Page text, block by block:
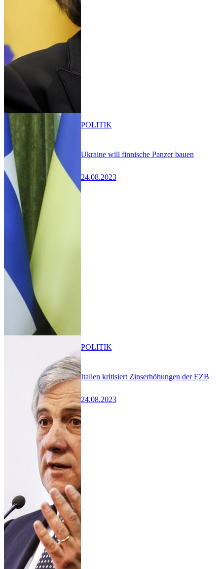
Ukraine will finnische Panzer bauen
24.08.2023
POLITIK
Italien kritisiert Zinserhöhungen der EZB
24.08.2023
POLITIK